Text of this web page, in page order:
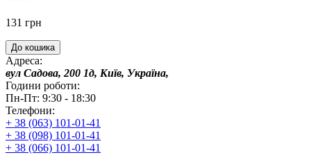
131 грн
До кошика
Адреса:
вул Садова, 200 1д, Київ, Україна,
Години роботи:
Пн-Пт: 9:30 - 18:30
Телефони:
+ 38 (063) 101-01-41
+ 38 (098) 101-01-41
+ 38 (066) 101-01-41